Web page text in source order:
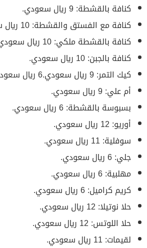
كنافة بالقشطة: 9 ريال سعودي.
كنافة مع الفستق والقشطة: 10 ريال سعودي.
كنافة بالقشطة ملكي: 10 ريال سعودي.
كنافة بالجبن: 10 ريال سعودي.
كيك التمر: 9 ريال سعودي.6 ريال سعودي.
أم علي: 9 ريال سعودي.
بسبوسة بالقشطة: 6 ريال سعودي.
أوريو: 12 ريال سعودي.
سوفلية: 11 ريال سعودي.
جلي: 6 ريال سعودي.
مهلبية: 6 ريال سعودي.
كريم كراميل: 6 ريال سعودي.
حلا نوتيلا: 12 ريال سعودي.
حلا اللوتس: 12 ريال سعودي.
لقيمات: 11 ريال سعودي.